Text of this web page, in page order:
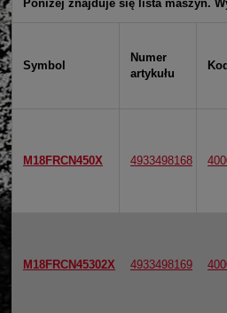
Poniżej znajduje się lista maszyn.
Symbol
Numer
artykułu
M18FRCN450X 4933498168
M18FRCN45302X 4933498169